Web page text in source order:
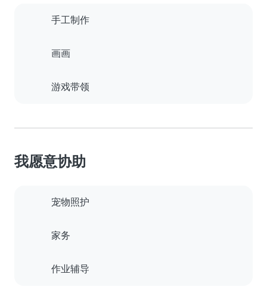
手工制作
画画
游戏带领
我愿意协助
宠物照护
家务
作业辅导